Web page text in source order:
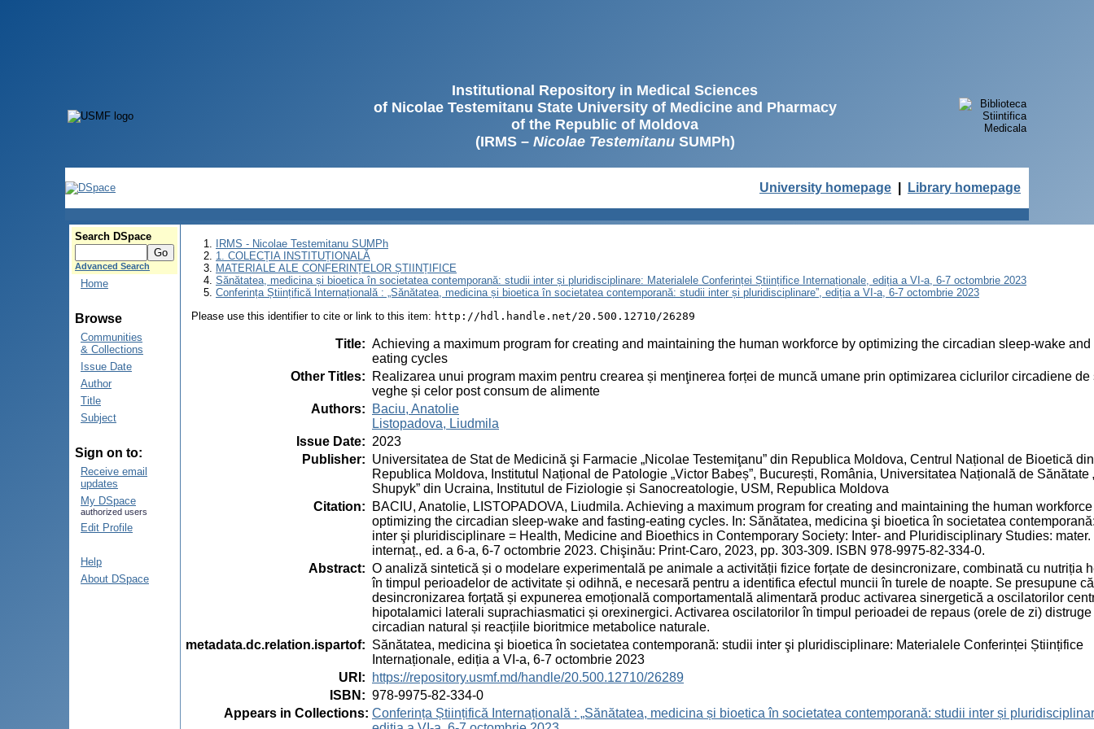
Institutional Repository in Medical Sciences
of Nicolae Testemitanu State University of Medicine and Pharmacy
of the Republic of Moldova
(IRMS – Nicolae TestemitanuSUMPh)
University homepage Library homepage
Search DSpace
Advanced Search
Home
Browse
Communities
& Collections
Issue Date
Author
Title
Subject
Sign on to:
Receive email
updates
My DSpace
authorized users
Edit Profile
Help
About DSpace
IRMS - Nicolae Testemitanu SUMPh
1. COLECȚIA INSTITUȚIONALĂ
MATERIALE ALE CONFERINȚELOR ȘTIINȚIFICE
Sănătatea, medicina și bioetica în societatea contemporană: studii inter și pluridisciplinare: Materialele Conferinței Științifice Internaționale, ediția a VI-a, 6-7 octombrie 2023
Conferința Științifică Internațională : „Sănătatea, medicina și bioetica în societatea contemporană: studii inter și pluridisciplinare”, ediția a VI-a, 6-7 octombrie 2023
Please use this identifier to cite or link to this item: http://hdl.handle.net/20.500.12710/26289
Title: Achieving a maximum program for creating and maintaining the human workforce by optimizing the circadian sleep-wake and
eating cycles
Other Titles:
Realizarea unui program maxim pentru crearea și menţinerea forței de muncă umane prin optimizarea ciclurilor circadiene de
veghe și celor post consum de alimente
Authors:
Baciu, Anatolie
Listopadova, Liudmila
Issue Date: 2023
Publisher: Universitatea de Stat de Medicină şi Farmacie „Nicolae Testemiţanu” din Republica Moldova, Centrul Național de Bioetică din
Republica Moldova, Institutul Național de Patologie „Victor Babeș”, București, România, Universitatea Națională de Sănătate
Shupyk” din Ucraina, Institutul de Fiziologie și Sanocreatologie, USM, Republica Moldova
Citation:
BACIU, Anatolie, LISTOPADOVA, Liudmila. Achieving a maximum program for creating and maintaining the human
optimizing the circadian sleep-wake and fasting-eating cycles. In: Sănătatea, medicina şi bioetica în societatea
inter şi pluridisciplinare = Health, Medicine and Bioethics in Contemporary Society: Inter- and Pluridisciplinary Studies: mater.
internaț., ed. a 6-a, 6-7 octombrie 2023. Chişinău: Print-Caro, 2023, pp. 303-309. ISBN 978-9975-82-334-0.
Abstract: O analiză sintetică și o modelare experimentală pe animale a activității fizice forțate de desincronizare, combinată cu nutriția
în timpul perioadelor de activitate și odihnă, e necesară pentru a identifica efectul muncii în turele de noapte. Se presupune că
desincronizarea forțată și expunerea emoțională comportamentală alimentară produc activarea sinergetică a oscilatorilor
hipotalamici laterali suprachiasmatici și orexinergici. Activarea oscilatorilor în timpul perioadei de repaus (orele de zi)
circadian natural și reacțiile bioritmice metabolice naturale.
metadata.dc.relation.ispartof: Sănătatea, medicina şi bioetica în societatea contemporană: studii inter şi pluridisciplinare: Materialele Conferinței Științifice
Internaționale, ediția a VI-a, 6-7 octombrie 2023
URI :
https://repository.usmf.md/handle/20.500.12710/26289
ISBN : 978-9975-82-334-0
Appears in Collections: Conferința Științifică Internațională : „Sănătatea, medicina și bioetica în societatea contemporană: studii inter și